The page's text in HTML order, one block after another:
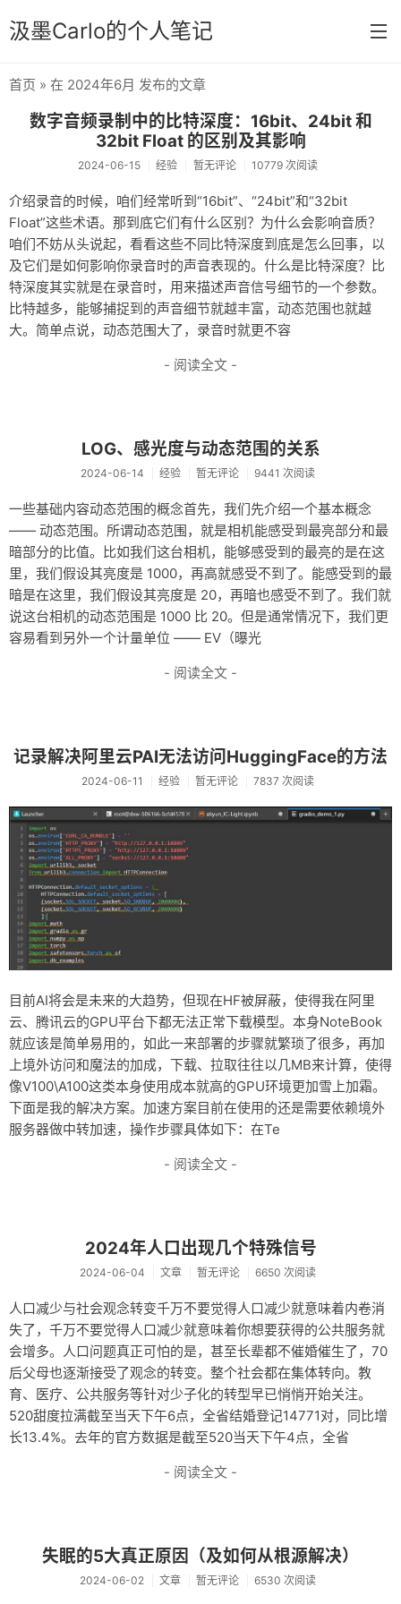
汲墨Carlo的个人笔记
分类
经验
感想
文章
相册
Memos
首页 » 在 2024年6月 发布的文章
数字音频录制中的比特深度：16bit、24bit 和
32bit Float 的区别及其影响
2024-06-15 经验 暂无评论 10779 次阅读
介绍录音的时候，咱们经常听到“16bit”、“24bit”和“32bit
Float”这些术语。那到底它们有什么区别？为什么会影响音质？
咱们不妨从头说起，看看这些不同比特深度到底是怎么回事，以
及它们是如何影响你录音时的声音表现的。什么是比特深度？比
特深度其实就是在录音时，用来描述声音信号细节的一个参数。
比特越多，能够捕捉到的声音细节就越丰富，动态范围也就越
大。简单点说，动态范围大了，录音时就更不容
- 阅读全文 -
LOG、感光度与动态范围的关系
2024-06-14 经验 暂无评论 9441 次阅读
一些基础内容动态范围的概念首先，我们先介绍一个基本概念
—— 动态范围。所谓动态范围，就是相机能感受到最亮部分和最
暗部分的比值。比如我们这台相机，能够感受到的最亮的是在这
里，我们假设其亮度是 1000，再高就感受不到了。能感受到的最
暗是在这里，我们假设其亮度是 20，再暗也感受不到了。我们就
说这台相机的动态范围是 1000 比 20。但是通常情况下，我们更
容易看到另外一个计量单位 —— EV（曝光
- 阅读全文 -
记录解决阿里云PAI无法访问HuggingFace的方法
2024-06-11 经验 暂无评论 7837 次阅读
目前AI将会是未来的大趋势，但现在HF被屏蔽，使得我在阿里
云、腾讯云的GPU平台下都无法正常下载模型。本身NoteBook
就应该是简单易用的，如此一来部署的步骤就繁琐了很多，再加
上境外访问和魔法的加成，下载、拉取往往以几MB来计算，使得
像V100\A100这类本身使用成本就高的GPU环境更加雪上加霜。
下面是我的解决方案。加速方案目前在使用的还是需要依赖境外
服务器做中转加速，操作步骤具体如下：在Te
- 阅读全文 -
2024年人口出现几个特殊信号
2024-06-04 文章 暂无评论 6650 次阅读
人口减少与社会观念转变千万不要觉得人口减少就意味着内卷消
失了，千万不要觉得人口减少就意味着你想要获得的公共服务就
会增多。人口问题真正可怕的是，甚至长辈都不催婚催生了，70
后父母也逐渐接受了观念的转变。整个社会都在集体转向。教
育、医疗、公共服务等针对少子化的转型早已悄悄开始关注。
520甜度拉满截至当天下午6点，全省结婚登记14771对，同比增
长13.4%。去年的官方数据是截至520当天下午4点，全省
- 阅读全文 -
失眠的5大真正原因（及如何从根源解决）
2024-06-02 文章 暂无评论 6530 次阅读